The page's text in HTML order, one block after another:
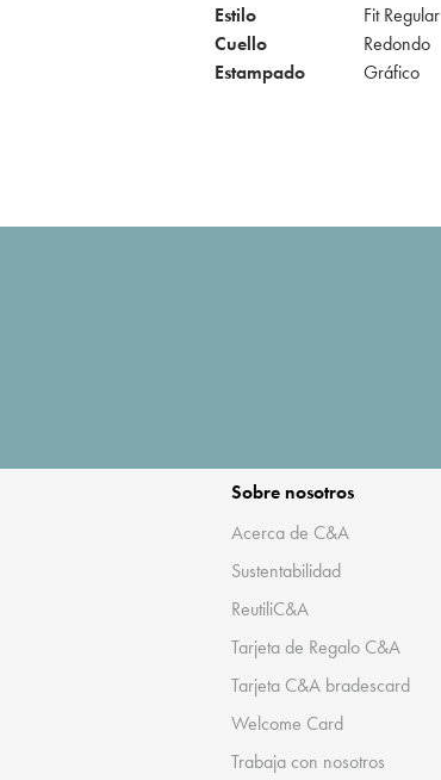
Estilo
Fit Regular
Cuello
Redondo
Estampado
Gráfico
Sobre nosotros
Acerca de C&A
Sustentabilidad
ReutiliC&A
Tarjeta de Regalo C&A
Tarjeta C&A bradescard
Welcome Card
Trabaja con nosotros